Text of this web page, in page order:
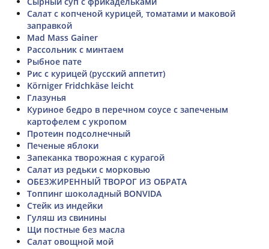
Салат с копченой курицей, томатами и маковой
заправкой
Mad Mass Gainer
Рассольник с минтаем
Рыбное пате
Рис с курицей (русский аппетит)
Körniger Fridchkäse leicht
Глазунья
Куриное бедро в перечном соусе с запеченым
картофелем с укропом
Протеин подсолнечный
Печеные яблоки
Запеканка творожная с курагой
Салат из редьки с морковью
ОБЕЗЖИРЕННЫЙ ТВОРОГ ИЗ ОБРАТА
Топпинг шоколадный BONVIDA
Стейк из индейки
Гуляш из свинины
Щи постные без масла
Салат овощной мой